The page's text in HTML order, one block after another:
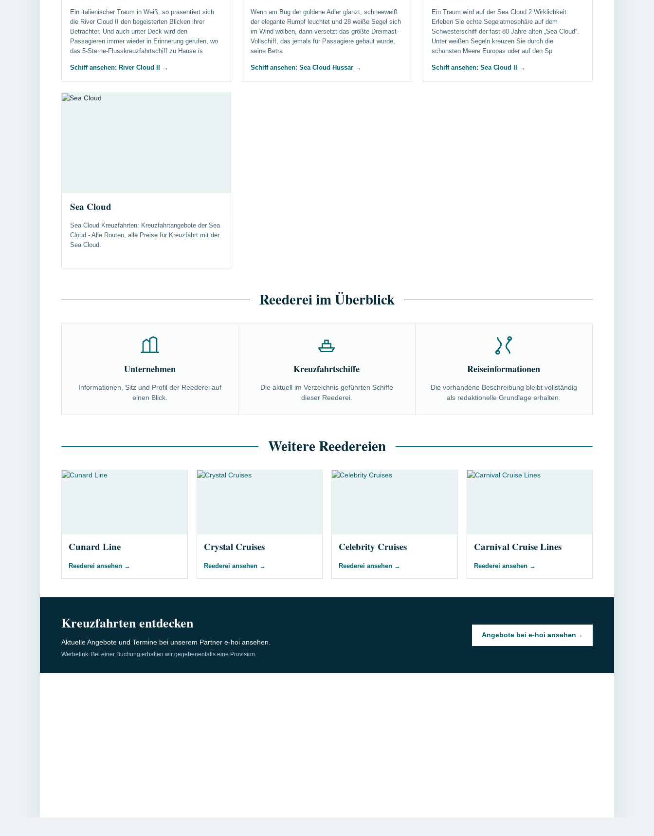
Ein italienischer Traum in Weiß, so präsentiert sich
die River Cloud II den begeisterten Blicken ihrer
Betrachter. Und auch unter Deck wird den
Passagieren immer wieder in Erinnerung gerufen, wo
das 5-Sterne-Flusskreuzfahrtschiff zu Hause is
Schiff ansehen: River Cloud II →
Wenn am Bug der goldene Adler glänzt, schneeweiß
der elegante Rumpf leuchtet und 28 weiße Segel sich
im Wind wölben, dann versetzt das größte Dreimast-
Vollschiff, das jemals für Passagiere gebaut wurde,
seine Betra
Schiff ansehen: Sea Cloud Hussar →
Ein Traum wird auf der Sea Cloud 2 Wirklichkeit:
Erleben Sie echte Segelatmosphäre auf dem
Schwesterschiff der fast 80 Jahre alten „Sea Cloud“.
Unter weißen Segeln kreuzen Sie durch die
schönsten Meere Europas oder auf den Sp
Schiff ansehen: Sea Cloud II →
Sea Cloud
Sea Cloud Kreuzfahrten: Kreuzfahrtangebote der Sea
Cloud - Alle Routen, alle Preise für Kreuzfahrt mit der
Sea Cloud.
Reederei im Überblick
Unternehmen
Informationen, Sitz und Profil der Reederei auf
einen Blick.
Kreuzfahrtschiffe
Die aktuell im Verzeichnis geführten Schiffe
dieser Reederei.
Reiseinformationen
Die vorhandene Beschreibung bleibt vollständig
als redaktionelle Grundlage erhalten.
Weitere Reedereien
Cunard Line
Reederei ansehen →
Crystal Cruises
Reederei ansehen →
Celebrity Cruises
Reederei ansehen →
Carnival Cruise Lines
Reederei ansehen →
Kreuzfahrten entdecken
Aktuelle Angebote und Termine bei unserem Partner e-hoi ansehen.
Werbelink: Bei einer Buchung erhalten wir gegebenenfalls eine Provision.
Angebote bei e-hoi ansehen→